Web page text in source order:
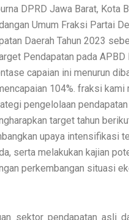
DPRD Jawa Barat, Kota
Umum Fraksi Partai
Daerah Tahun 2023
Pendapatan pada
capaian ini menurun
104%. fraksi
pengelolaan
target tahun
upaya intensifikasi
serta melakukan kajian
perkembangan situasi
sektor pendapatan asli